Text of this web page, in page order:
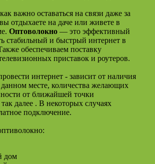
важно оставаться на связи даже за
отдыхаете на даче или живете в
Оптоволокно — это эффективный
стабильный и быстрый интернет в
обеспечиваем поставку
приставок и роутеров.
интернет - зависит от наличия
месте, количества желающих
от ближайшей точки
далее . В некоторых случаях
подключение.
дом